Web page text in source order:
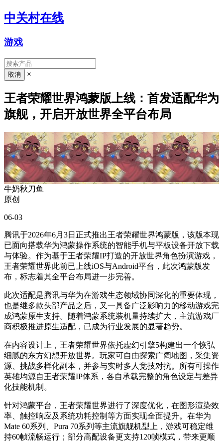
中关村在线
游戏
×
王者荣耀世界鸿蒙版上线：首发适配华为
旗舰，开启开放世界全平台布局
牛奶秋刀鱼
原创
06-03
腾讯于2026年6月3日正式推出王者荣耀世界鸿蒙版，该版本现
已面向搭载华为鸿蒙操作系统的智能手机与平板设备开放下载
与体验。作为基于王者荣耀IP打造的开放世界角色扮演游戏，
王者荣耀世界此前已上线iOS与Android平台，此次鸿蒙版发
布，标志着其全平台布局进一步完善。
此次适配是腾讯与华为在游戏生态领域协同深化的重要体现，
也是继多款头部产品之后，又一具备广泛影响力的移动游戏完
成鸿蒙原生支持。随着鸿蒙系统装机量持续扩大，主流游戏厂
商积极推进原生适配，已成为行业发展的显著趋势。
在内容设计上，王者荣耀世界依托虚幻引擎5构建出一个恢弘
细腻的东方幻想开放世界。玩家可自由探索广阔地图，采集资
源、挑战多样化副本，并参与实时多人竞技对抗。所有可操作
英雄均源自王者荣耀IP体系，各自承载完整的角色设定与差异
化技能机制。
针对鸿蒙平台，王者荣耀世界进行了深度优化，在图形渲染效
率、触控响应及系统功耗控制等方面实现全面提升。在华为
Mate 60系列、Pura 70系列等主流旗舰机型上，游戏可稳定维
持60帧流畅运行；部分高配设备更支持120帧模式，带来更顺